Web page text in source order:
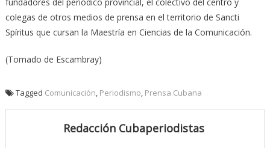
colegas de otros medios de prensa en el territorio de Sancti
Spíritus que cursan la Maestría en Ciencias de la Comunicación.
(Tomado de Escambray)
Tagged Comunicación, Periodismo, Prensa Cubana
Redacción Cubaperiodistas